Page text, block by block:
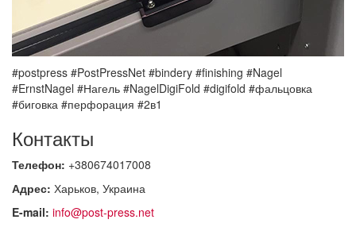
#postpress #PostPressNet #bindery #finishing #Nagel
#ErnstNagel #Нагель #NagelDigiFold #digifold #фальцовка
#биговка #перфорация #2в1
Контакты
Телефон: +380674017008
Адрес: Харьков, Украина
E-mail: info@post-press.net